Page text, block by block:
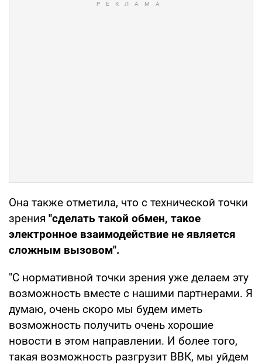
Она также отметила, что с технической точки
зрения "сделать такой обмен, такое
электронное взаимодействие не является
сложным вызовом".
"С нормативной точки зрения уже делаем эту
возможность вместе с нашими партнерами. Я
думаю, очень скоро мы будем иметь
возможность получить очень хорошие
новости в этом направлении. И более того,
такая возможность разгрузит ВВК, мы уйдем